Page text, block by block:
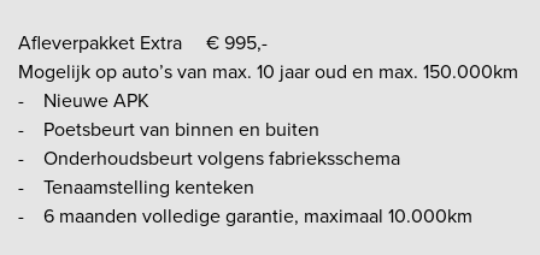
Afleverpakket Extra € 995,-
Mogelijk op auto’s van max. 10 jaar oud en max. 150.000km
- Nieuwe APK
- Poetsbeurt van binnen en buiten
- Onderhoudsbeurt volgens fabrieksschema
- Tenaamstelling kenteken
- 6 maanden volledige garantie, maximaal 10.000km